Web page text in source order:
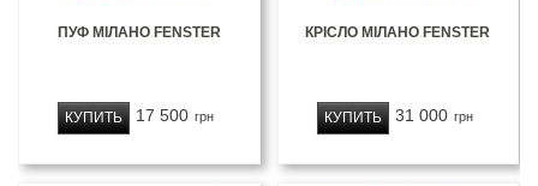
ПУФ МІЛАНО FENSTER
17 500 грн
КУПИТЬ
КРІСЛО МІЛАНО FENSTER
31 000 грн
КУПИТЬ